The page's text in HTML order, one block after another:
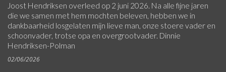
Joost Hendriksen overleed op 2 juni 2026. Na alle fijne jaren
die we samen met hem mochten beleven, hebben we in
dankbaarheid losgelaten mijn lieve man, onze stoere vader en
schoonvader, trotse opa en overgrootvader. Dinnie
Hendriksen-Polman
02/06/2026